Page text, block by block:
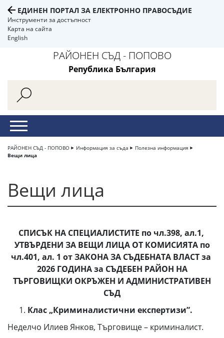
ЕДИНЕН ПОРТАЛ ЗА ЕЛЕКТРОННО ПРАВОСЪДИЕ
Инструменти за достъпност
Карта на сайта
English
РАЙОНЕН СЪД - ПОПОВО
Република България
РАЙОНЕН СЪД - ПОПОВО Информация за съда
Полезна информация
Вещи лица
Вещи лица
СПИСЪК НА СПЕЦИАЛИСТИТЕ по чл.398, ал.1,
УТВЪРДЕНИ ЗА ВЕЩИ ЛИЦА ОТ КОМИСИЯТА по
чл.401, ал. 1 от ЗАКОНА ЗА СЪДЕБНАТА ВЛАСТ за
2026 ГОДИНА за СЪДЕБЕН РАЙОН НА
ТЪРГОВИЩКИ ОКРЪЖЕН И АДМИНИСТРАТИВЕН
СЪД
Клас „Криминалистични експертизи”.
Неделчо Илиев Янков, Търговище – криминалист.